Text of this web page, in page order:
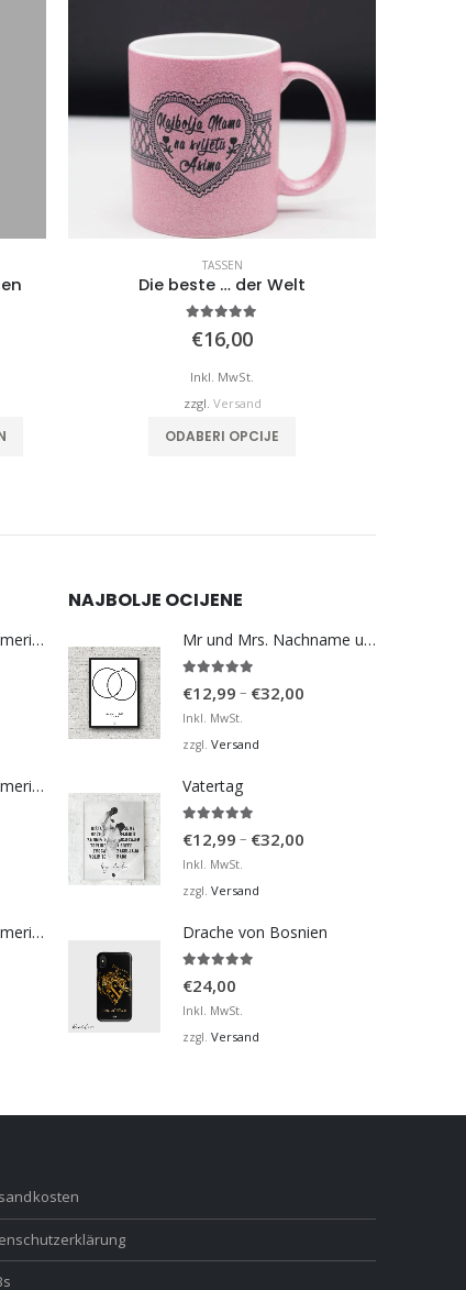
TASSEN
Die beste … der Welt
€16,00
Inkl. MwSt.
zzgl. Versand
ODABERI OPCIJE
Bosna Take Me to America Navijačka Majica 3
Bosna Take Me to America Navijačka Majica 4
Bosna Take Me to America Navijačka Majica 2
NAJBOLJE OCIJENE
Mr und Mrs. Nachname und Hochzeitsdatum
€12,99 – €32,00
Inkl. MwSt.
zzgl. Versand
Vatertag
€12,99 – €32,00
Inkl. MwSt.
zzgl. Versand
Drache von Bosnien
€24,00
Inkl. MwSt.
zzgl. Versand